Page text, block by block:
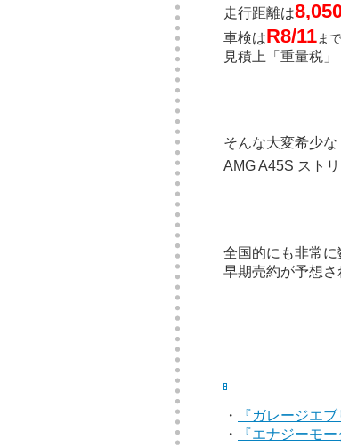
走行距離は
車検はR8/11ま
見積上「重量税
そんな大変希少な
AMG A45S スト
全国的にも非常
早期売約が予想さ
・
『ガレージエ
・
『エナジーモ